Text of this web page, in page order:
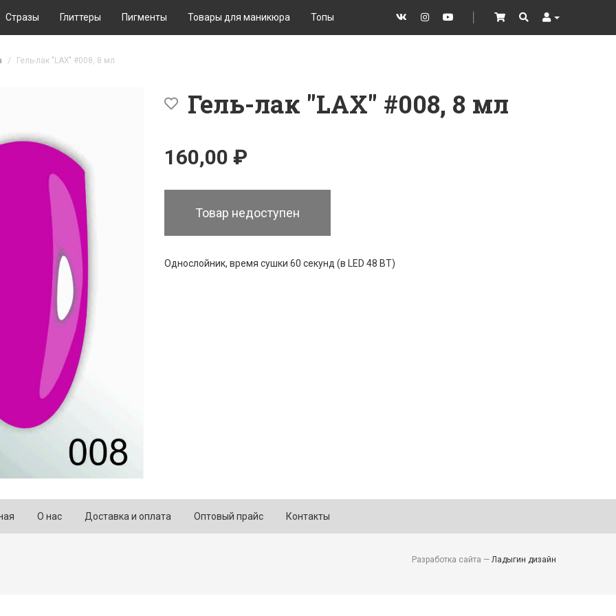
Instagram Cart SearchUser
Стразы Глиттеры Пигменты Товары для маникюра Топы
Гель-лак "LAX" #008, 8 мл
Гель-лак "LAX" #008, 8 мл
160,00 ₽
Товар недоступен
Однослойник, время сушки 60 секунд (в LED 48 ВТ)
О нас Доставка и оплата Оптовый прайс Контакты
Разработка сайта — Ладыгин дизайн